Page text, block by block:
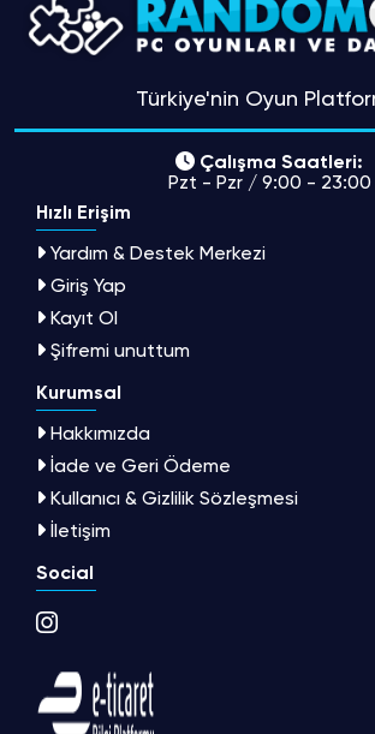
Türkiye'nin Oyun
Çalışma Saatleri:
Pzt - Pzr / 9:00 - 23:00
Hızlı Erişim
Yardım & Destek Merkezi
Giriş Yap
Kayıt Ol
Şifremi unuttum
Kurumsal
Hakkımızda
İade ve Geri Ödeme
Kullanıcı & Gizlilik Sözleşmesi
İletişim
Social